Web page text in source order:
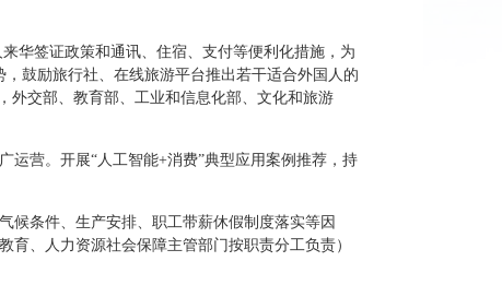
华签证政策和通讯、住宿、支付等便利化措施，为
鼓励旅行社、在线旅游平台推出若干适合外国人的
外交部、教育部、工业和信息化部、文化和旅游
运营。开展“人工智能+消费”典型应用案例推荐，持
候条件、生产安排、职工带薪休假制度落实等因
、人力资源社会保障主管部门按职责分工负责）